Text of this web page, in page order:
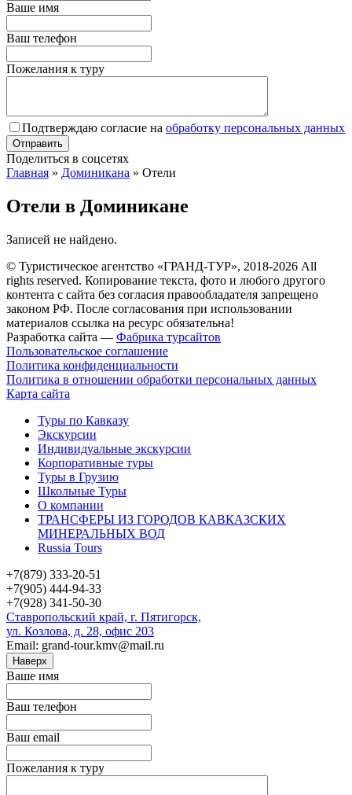
Ваше имя
Ваш телефон
Пожелания к туру
Подтверждаю согласие на обработку персональных данных
Поделиться в соцсетях
Главная » Доминикана » Отели
Отели в Доминикане
Записей не найдено.
© Туристическое агентство «ГРАНД-ТУР», 2018-2026 All
rights reserved. Копирование текста, фото и любого другого
контента с сайта без согласия правообладателя запрещено
законом РФ. После согласования при использовании
материалов ссылка на ресурс обязательна!
Разработка сайта — Фабрика турсайтов
Пользовательское соглашение
Политика конфиденциальности
Политика в отношении обработки персональных данных
Карта сайта
Туры по Кавказу
Экскурсии
Индивидуальные экскурсии
Корпоративные туры
Туры в Грузию
Школьные Туры
О компании
ТРАНСФЕРЫ ИЗ ГОРОДОВ КАВКАЗСКИХ
МИНЕРАЛЬНЫХ ВОД
Russia Tours
+7(879) 333-20-51
+7(905) 444-94-33
+7(928) 341-50-30
Ставропольский край, г. Пятигорск,
ул. Козлова, д. 28, офис 203
Email: grand-tour.kmv@mail.ru
Наверх
Ваше имя
Ваш телефон
Ваш email
Пожелания к туру